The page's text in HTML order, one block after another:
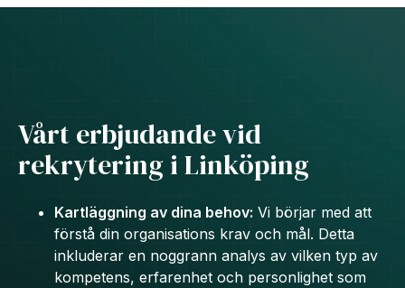
Vårt erbjudande vid
rekrytering i Linköping
Kartläggning av dina behov: Vi börjar med att
förstå din organisations krav och mål. Detta
inkluderar en noggrann analys av vilken typ av
kompetens, erfarenhet och personlighet som